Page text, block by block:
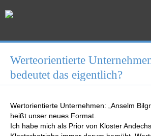
Werteorientierte
bedeutet das eigentlich?
Wertorientierte Unternehmen: „Anselm
heißt unser neues Format.
Ich habe mich als Prior von Kloster